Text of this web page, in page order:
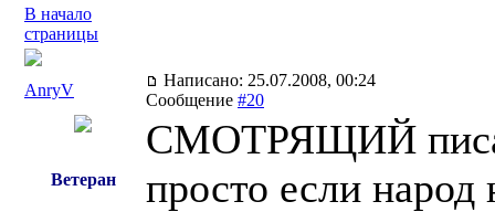
В начало
страницы
AnryV
Написано: 25.07.2008, 00:24
Сообщение #20
Ветеран
СМОТРЯЩИЙ
просто если народ